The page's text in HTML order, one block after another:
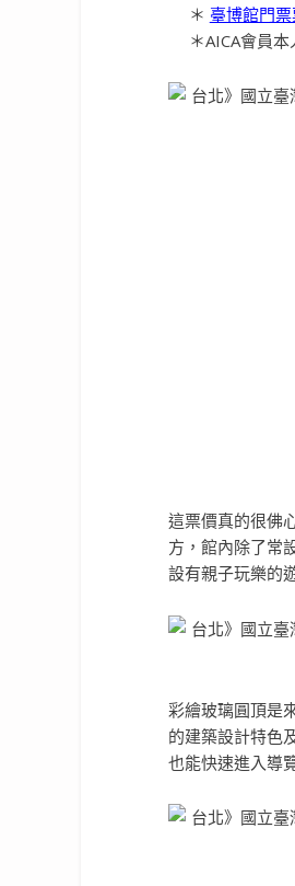
＊ 臺博館門
＊AICA會員
這票價真的很佛
方，館內除了常
設有親子玩樂的
彩繪玻璃圓頂是
的建築設計特色
也能快速進入導